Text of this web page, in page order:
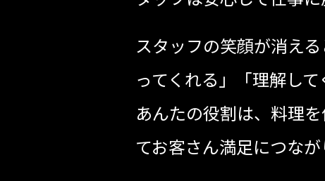
スタッフの笑顔が消え
ってくれる」「理解し
あんたの役割は、料理を
てお客さん満足につな